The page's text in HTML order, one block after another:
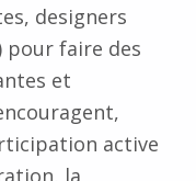
designers
faire des
et
active